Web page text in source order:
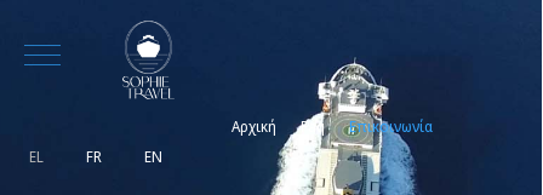
Mobile Menu Toggle
Αρχική Faq Επικοινωνία
Επιλέξτε τη γλώσσα σας
EL FR EN